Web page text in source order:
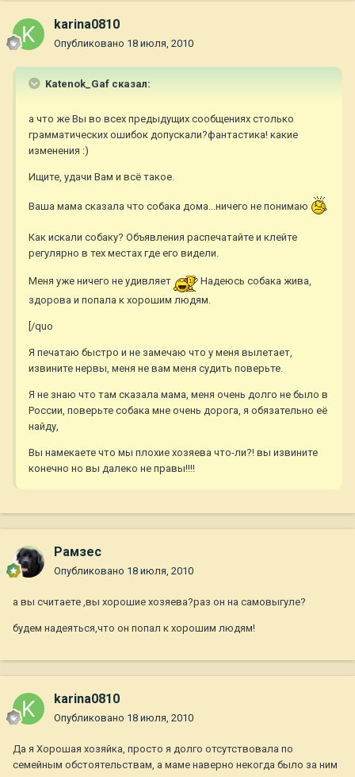
karina0810
Опубликовано 18 июля, 2010
Katenok_Gaf сказал:
а что же Вы во всех предыдущих сообщениях столько
грамматических ошибок допускали?фантастика! какие
изменения :)
Ищите, удачи Вам и всё такое.
Ваша мама сказала что собака дома...ничего не понимаю
Как искали собаку? Объявления распечатайте и клейте
регулярно в тех местах где его видели.
Меня уже ничего не удивляет
Надеюсь собака жива,
здорова и попала к хорошим людям.
[/quo
Я печатаю быстро и не замечаю что у меня вылетает,
извините нервы, меня не вам меня судить поверьте.
Я не знаю что там сказала мама, меня очень долго не было в
России, поверьте собака мне очень дорога, я обязательно её
найду,
Вы намекаете что мы плохие хозяева что-ли?! вы извините
конечно но вы далеко не правы!!!!
Рамзес
Опубликовано 18 июля, 2010
а вы считаете ,вы хорошие хозяева?раз он на самовыгуле?
будем надеяться,что он попал к хорошим людям!
karina0810
Опубликовано 18 июля, 2010
Да я Хорошая хозяйка, просто я долго отсутствовала по
семейным обстоятельствам, а маме наверно некогда было за ним